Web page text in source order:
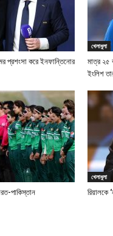
প্রশংসা করে ইনফান্তিনোর
খেলাধুলা
মাত্র ২৫
ইংলিশ
পাকিস্তান
খেলাধুলা
রিয়ালকে